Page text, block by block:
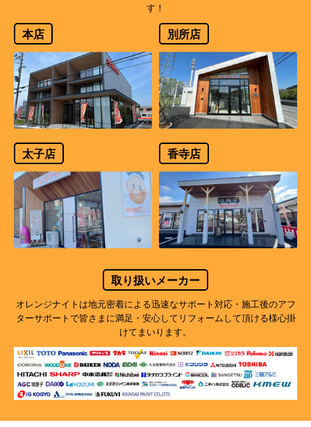
す！
本店 別所店
太子店 香寺店
取り扱いメーカー
オレンジナイトは地元密着による迅速なサポート対応・施工後のアフ
ターサポートで皆さまに満足・安心してリフォームして頂ける様心掛
けてまいります。